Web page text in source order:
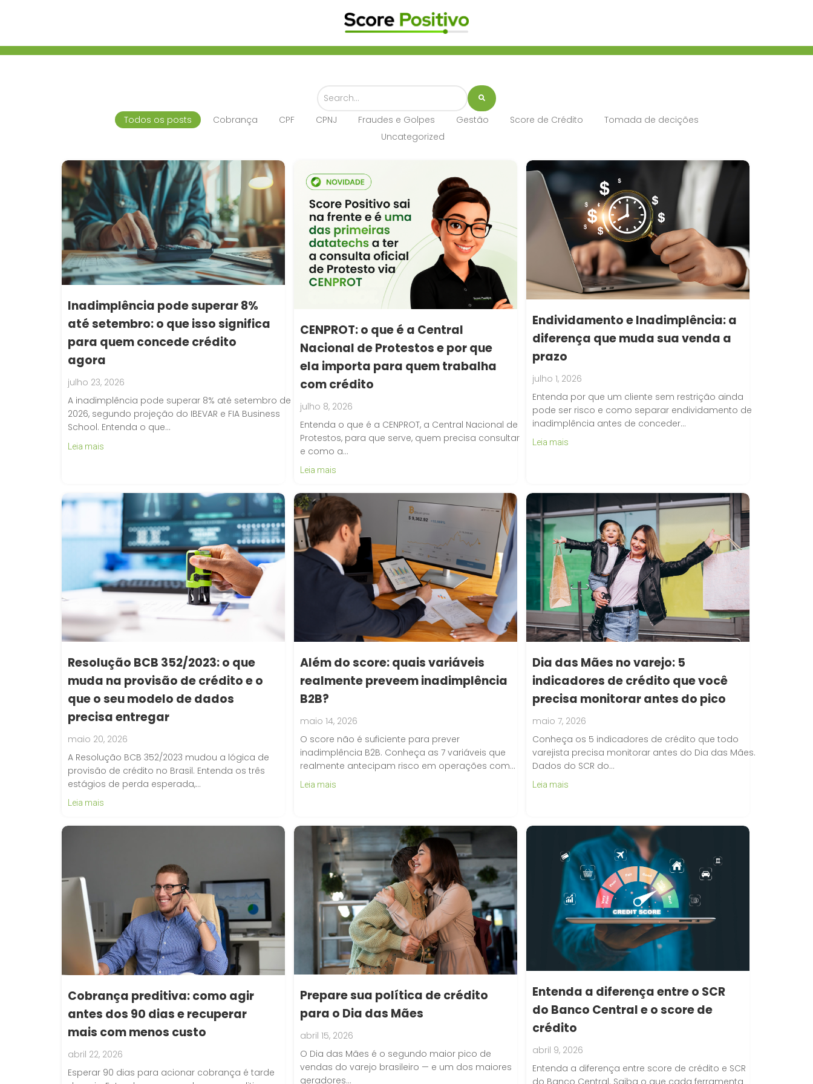
Todos os posts Cobrança CPF CPNJ Fraudes e Golpes Gestão Score de Crédito
Tomada de decições
Uncategorized
Inadimplência pode superar 8%
até setembro: o que isso significa
para quem concede crédito
agora
julho 23, 2026
A inadimplência pode superar 8% até setembro de
2026, segundo projeção do IBEVAR e FIA Business
School. Entenda o que…
Leia mais
CENPROT: o que é a Central
Nacional de Protestos e por que
ela importa para quem trabalha
com crédito
julho 8, 2026
Entenda o que é a CENPROT, a Central Nacional de
Protestos, para que serve, quem precisa consultar
e como a…
Leia mais
Endividamento e Inadimplência: a
diferença que muda sua venda a
prazo
julho 1, 2026
Entenda por que um cliente sem restrição ainda
pode ser risco e como separar endividamento de
inadimplência antes de conceder…
Leia mais
Resolução BCB 352/2023: o que
muda na provisão de crédito e o
que o seu modelo de dados
precisa entregar
maio 20, 2026
A Resolução BCB 352/2023 mudou a lógica de
provisão de crédito no Brasil. Entenda os três
estágios de perda esperada,…
Leia mais
Além do score: quais variáveis
realmente preveem inadimplência
B2B?
maio 14, 2026
O score não é suficiente para prever
inadimplência B2B. Conheça as 7 variáveis que
realmente antecipam risco em operações com…
Leia mais
Dia das Mães no varejo: 5
indicadores de crédito que você
precisa monitorar antes do pico
maio 7, 2026
Conheça os 5 indicadores de crédito que todo
varejista precisa monitorar antes do Dia das Mães.
Dados do SCR do…
Leia mais
Cobrança preditiva: como agir
antes dos 90 dias e recuperar
mais com menos custo
abril 22, 2026
Esperar 90 dias para acionar cobrança é tarde
Prepare sua política de crédito
para o Dia das Mães
abril 15, 2026
O Dia das Mães é o segundo maior pico de
vendas do varejo brasileiro — e um dos maiores
geradores…
Entenda a diferença entre o SCR
do Banco Central e o score de
crédito
abril 9, 2026
Entenda a diferença entre score de crédito e SCR